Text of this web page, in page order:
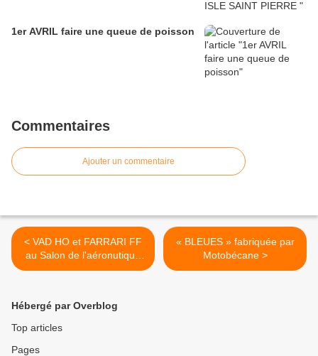
1er AVRIL faire une queue de poisson
Commentaires
Ajouter un commentaire
< VAD HO et FARRARI FF
au Salon de l'aéronutique
du Bourget 2011
« BLEUES » fabriquée par
Motobécane >
Hébergé par Overblog
Top articles
Pages